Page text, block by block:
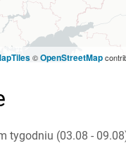
©OpenStreetMap
tygodniu (03.08 -